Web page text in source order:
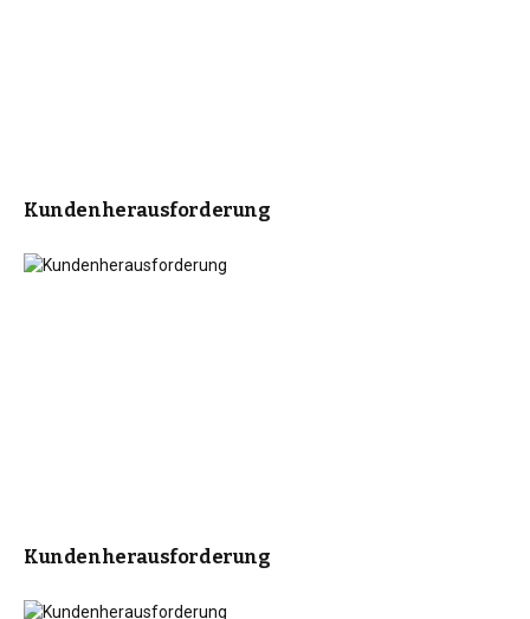
Kundenherausforderung
Kundenherausforderung